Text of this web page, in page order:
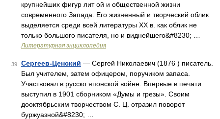
крупнейших фигур лит ой и общественной жизни
современного Запада. Его жизненный и творческий облик
выделяется среди всей литературы XX в. как облик не
только большого писателя, но и виднейшего&#8230; …
Литературная энциклопедия
39 Сергеев-Ценский — Сергей Николаевич (1876 ) писатель.
Был учителем, затем офицером, поручиком запаса.
Участвовал в русско японской войне. Впервые в печати
выступил в 1901 сборником «Думы и грезы». Своим
дооктябрьским творчеством С. Ц. отразил поворот
буржуазной&#8230; …